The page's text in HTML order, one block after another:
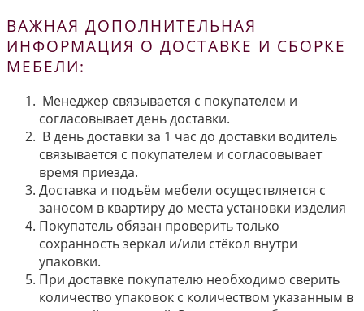
ВАЖНАЯ ДОПОЛНИТЕЛЬНАЯ
ИНФОРМАЦИЯ О ДОСТАВКЕ И СБОРКЕ
МЕБЕЛИ:
Менеджер связывается с покупателем и
согласовывает день доставки.
В день доставки за 1 час до доставки водитель
связывается с покупателем и согласовывает
время приезда.
Доставка и подъём мебели осуществляется с
заносом в квартиру до места установки изделия
Покупатель обязан проверить только
сохранность зеркал и/или стёкол внутри
упаковки.
При доставке покупателю необходимо сверить
количество упаковок с количеством указанным в